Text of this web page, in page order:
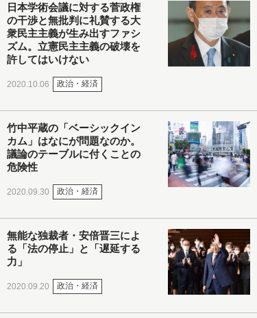
日本学術会議に対する菅政権
の干渉と無批判に礼賛する大
衆民主主義が生み出すファシ
ズム。立憲民主主義の破壊を
許してはいけない
2020.10.06 政治・経済
竹中平蔵の「ベーシックイン
カム」はなにが問題なのか。
議論のテーブルに付くことの
危険性
2020.09.30 政治・経済
無能な独裁者・安倍晋三によ
る「法の停止」と「遅延する
力」
2020.09.20 政治・経済